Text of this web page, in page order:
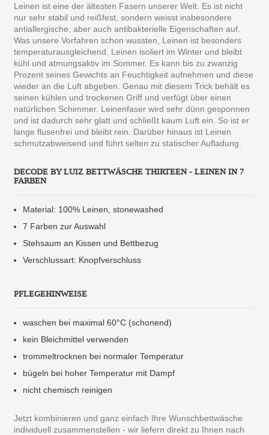
Leinen ist eine der ältesten Fasern unserer Welt. Es ist nicht
nur sehr stabil und reißfest, sondern weisst insbesondere
antiallergische, aber auch antibakterielle Eigenschaften auf.
Was unsere Vorfahren schon wussten, Leinen ist besonders
temperaturausgleichend. Leinen isoliert im Winter und bleibt
kühl und atmungsaktiv im Sommer. Es kann bis zu zwanzig
Prozent seines Gewichts an Feuchtigkeit aufnehmen und diese
wieder an die Luft abgeben. Genau mit diesem Trick behält es
seinen kühlen und trockenen Griff und verfügt über einen
natürlichen Schimmer. Leinenfaser wird sehr dünn gesponnen
und ist dadurch sehr glatt und schließt kaum Luft ein. So ist er
lange flusenfrei und bleibt rein. Darüber hinaus ist Leinen
schmutzabweisend und führt selten zu statischer Aufladung.
DECODE BY LUIZ BETTWÄSCHE THIRTEEN - LEINEN IN 7
FARBEN
Material: 100% Leinen, stonewashed
7 Farben zur Auswahl
Stehsaum an Kissen und Bettbezug
Verschlussart: Knopfverschluss
PFLEGEHINWEISE
waschen bei maximal 60°C (schonend)
kein Bleichmittel verwenden
trommeltrocknen bei normaler Temperatur
bügeln bei hoher Temperatur mit Dampf
nicht chemisch reinigen
Jetzt kombinieren und ganz einfach Ihre Wunschbettwäsche
individuell zusammenstellen - wir liefern direkt zu Ihnen nach